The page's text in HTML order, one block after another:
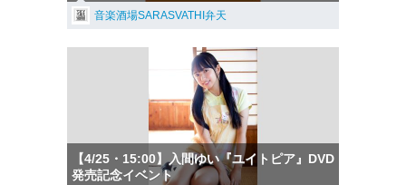
音楽酒場SARASVATHI弁天
【4/25・15:00】入間ゆい『ユイトピア』DVD
発売記念イベント